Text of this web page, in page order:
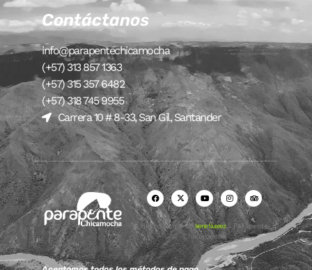
Contáctanos
info@parapentechicamocha
(+57) 313 857 1363
(+57) 315 357 6482
(+57) 318 745 9955
Carrera 10 # 8-33, San Gil, Santander
Hecho con ♥ byIrene Suarez& Parapente
Chicamocha